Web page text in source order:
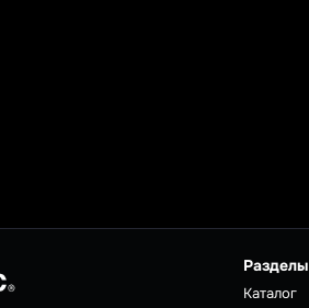
Разделы
Каталог